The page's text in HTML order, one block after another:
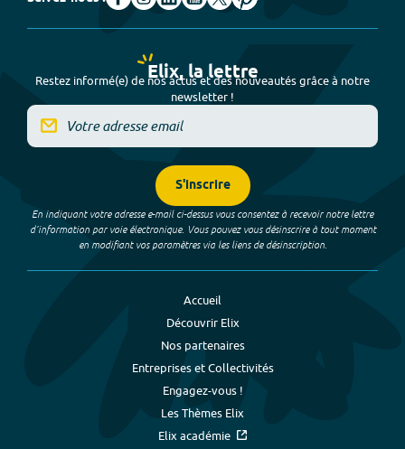
Elix, la lettre
Restez informé(e) de nos actus et des nouveautés grâce à notre
newsletter !
S'inscrire
En indiquant votre adresse e-mail ci-dessus vous consentez à recevoir notre lettre
d’information par voie électronique. Vous pouvez vous désinscrire à tout moment
en modifiant vos paramètres via les liens de désinscription.
Accueil
Découvrir Elix
Nos partenaires
Entreprises et Collectivités
Engagez-vous !
Les Thèmes Elix
Elix académie